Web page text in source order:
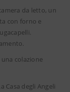
da letto, un
con forno e
colazione
Casa degli Angeli